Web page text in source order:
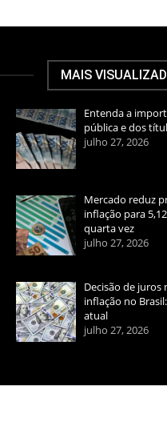
MAIS
Entenda a
pública e dos
julho 27, 2026
Mercado reduz
inflação para
quarta vez
julho 27, 2026
Decisão de juros
inflação no
atual
julho 27, 2026